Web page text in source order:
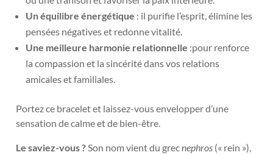
Un équilibre énergétique : il purifie l’esprit, élimine les
pensées négatives et redonne vitalité.
Une meilleure harmonie relationnelle :pour renforce
la compassion et la sincérité dans vos relations
amicales et familiales.
Portez ce bracelet et laissez-vous envelopper d’une
sensation de calme et de bien-être.
Le saviez-vous ? Son nom vient du grec nephros (« rein »),